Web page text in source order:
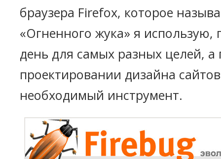
браузера Firefox, которое
«Огненного жука» я
день для самых разных целей, а
проектировании дизайна
необходимый инструмент.